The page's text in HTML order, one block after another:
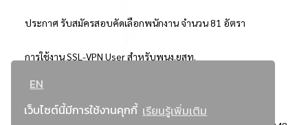
EN
เว็บไซต์นี้มีการใช้งานคุกกี้ เรียนรู้เพิ่มเติม
ประกาศ รับสมัครสอบคัดเลือกพนักงาน จำนวน 81 อัตรา
การใช้งาน SSL-VPN User สำหรับพนง.ยสท.
..ยอดนิยม..